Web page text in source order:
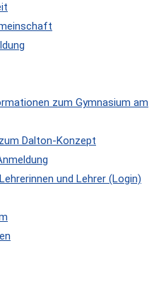
zum Gymnasium am
Dalton-Konzept
und Lehrer (Login)